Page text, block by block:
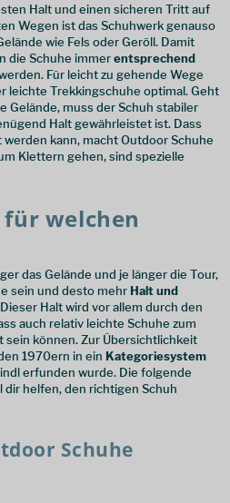
Halt und einen sicheren Tritt auf
Wegen ist das Schuhwerk genauso
wie Fels oder Geröll. Damit
die Schuhe immerentsprechend
Für leicht zu gehende Wege
leichte Trekkingschuhe optimal. Geht
Gelände, muss der Schuh stabiler
Halt gewährleistet ist. Dass
kann, macht Outdoor Schuhe
Klettern gehen, sind spezielle
für welchen
das Gelände und je länger die Tour,
sein und desto mehr Halt und
Halt wird vor allem durch den
auch relativ leichte Schuhe zum
sein können. Zur Übersichtlichkeit
1970ern in ein Kategoriesystem
erfunden wurde. Die folgende
helfen, den richtigen Schuh
Schuhe